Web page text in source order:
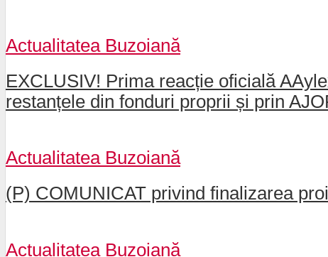
Actualitatea Buzoiană
EXCLUSIV! Prima reacție oficială
restanțele din fonduri proprii și prin
Actualitatea Buzoiană
(P) COMUNICAT privind finalizarea
Actualitatea Buzoiană